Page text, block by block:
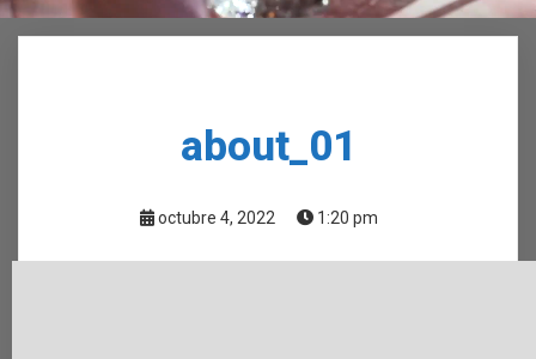
about_01
octubre 4, 2022 1:20 pm